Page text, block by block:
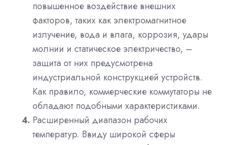
повышенное воздействие внешних
факторов, таких как электромагнитное
излучение, вода и влага, коррозия, удары
молнии и статическое электричество, –
защита от них предусмотрена
индустриальной конструкцией устройств.
Как правило, коммерческие коммутаторы не
обладают подобными характеристиками.
Расширенный диапазон рабочих
температур. Ввиду широкой сферы